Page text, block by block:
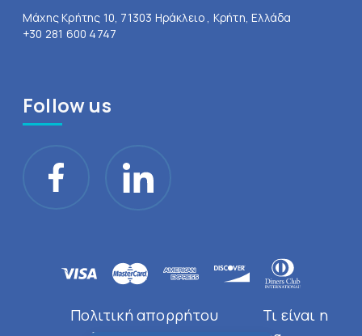
Μάχης Κρήτης 10, 71303 Ηράκλειο , Κρήτη, Ελλάδα
+30 281 600 4747
Follow us
Πολιτική απορρήτου
Τι είναι η